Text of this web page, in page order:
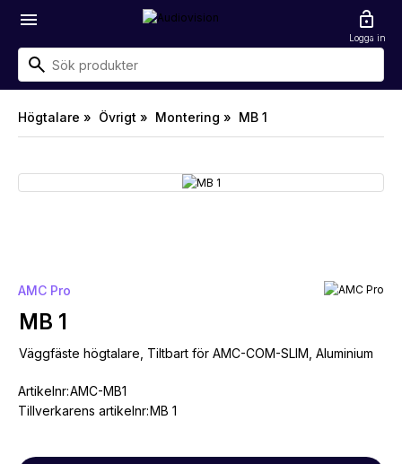
menu lock_open
Logga in
Högtalare » Övrigt » Montering » MB 1
AMC Pro
MB 1
Väggfäste högtalare, Tiltbart för AMC-COM-SLIM, Aluminium
Artikelnr:AMC-MB1
Tillverkarens artikelnr:MB 1